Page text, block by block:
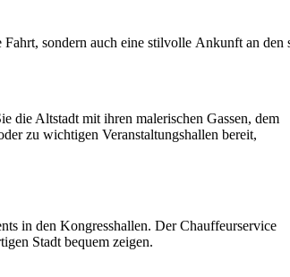
Fahrt, sondern auch eine stilvolle Ankunft an den
die Altstadt mit ihren malerischen Gassen, dem
zu wichtigen Veranstaltungshallen bereit,
in den Kongresshallen. Der Chauffeurservice
Stadt bequem zeigen.